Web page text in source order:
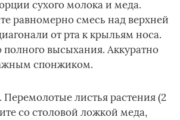
сухого молока и меда.
равномерно смесь над верхней
от рта к крыльям носа.
полного высыхания. Аккуратно
спонжиком.
. Перемолотые листья растения (2
со столовой ложкой меда,